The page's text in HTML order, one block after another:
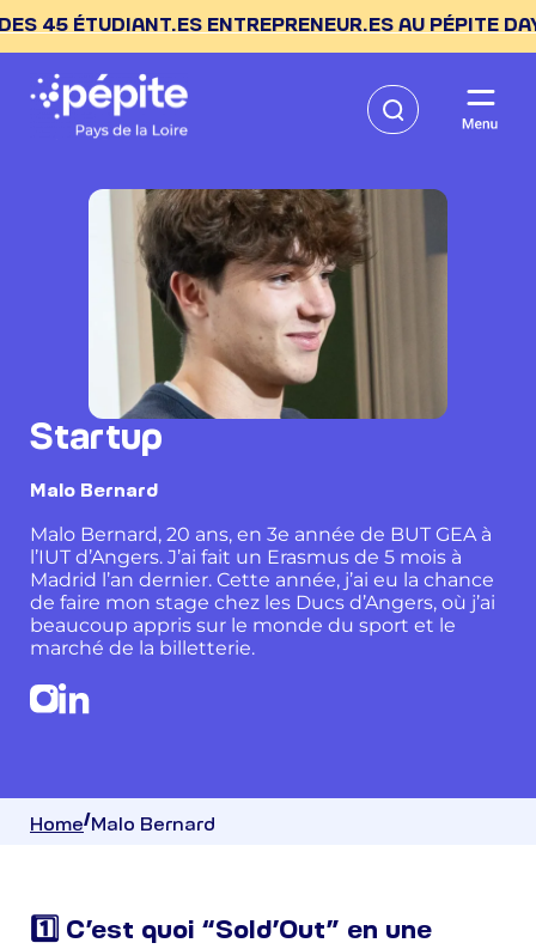
ÉTUDIANT.ES ENTREPRENEUR.ES AU PÉPITE DAY -->
Startup
Malo Bernard
Malo Bernard, 20 ans, en 3e année de BUT GEA à
l’IUT d’Angers. J’ai fait un Erasmus de 5 mois à
Madrid l’an dernier. Cette année, j’ai eu la chance
de faire mon stage chez les Ducs d’Angers, où j’ai
beaucoup appris sur le monde du sport et le
marché de la billetterie.
Home Malo Bernard
1️⃣ C’est quoi “Sold’Out” en une